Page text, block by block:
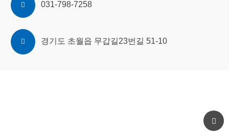
031-798-7258
경기도 초월읍 무갑길23번길 51-10